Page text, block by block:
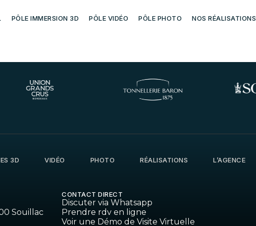
PÔLE IMMERSION 3D PÔLE VIDÉO PÔLE PHOTO NOS RÉALISATIONS
Poupée
3D VIDÉO PHOTO RÉALISATIONS L’AGENCE
Souillac
CONTACT DIRECT
Discuter via Whatsapp
Prendre rdv en ligne
Voir une Démo de Visite Virtuelle